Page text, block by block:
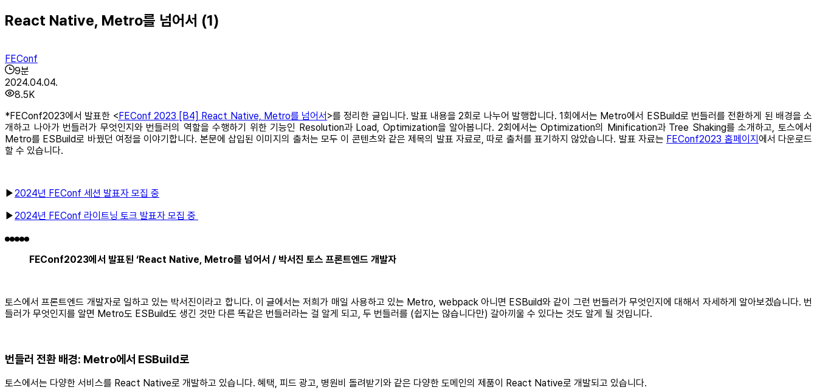
React Native, Metro를 넘어서 (1)
FEConf
9분
2024.04.04.
8.5K
*FEConf2023에서 발표한 <FEConf 2023 [B4] React Native, Metro를 넘어서 >를 정리한 글입니다. 발표 내용을 2회로 나누어 발행합니다. 1회에서는 Metro에서 ESBuild로 번들러를 전환하게 된 배경을 소
개하고 나아가 번들러가 무엇인지와 번들러의 역할을 수행하기 위한 기능인 Resolution과 Load, Optimization을 알아봅니다. 2회에서는 Optimization의 Minification과 Tree Shaking를 소개하고, 토스에서
Metro를 ESBuild로 바꿨던 여정을 이야기합니다. 본문에 삽입된 이미지의 출처는 모두 이 콘텐츠와 같은 제목의 발표 자료로, 따로 출처를 표기하지 않았습니다. 발표 자료는 FEConf2023 홈페이지에서 다운로드
할 수 있습니다.
▶2024년 FEConf 세션 발표자 모집 중
▶2024년 FEConf 라이트닝 토크 발표자 모집 중
FEConf2023에서 발표된 ‘React Native, Metro를 넘어서 / 박서진 토스 프론트엔드 개발자
토스에서 프론트엔드 개발자로 일하고 있는 박서진이라고 합니다. 이 글에서는 저희가 매일 사용하고 있는 Metro, webpack 아니면 ESBuild와 같이 그런 번들러가 무엇인지에 대해서 자세하게 알아보겠습니다. 번
들러가 무엇인지를 알면 Metro도 ESBuild도 생긴 것만 다른 똑같은 번들러라는 걸 알게 되고, 두 번들러를 (쉽지는 않습니다만) 갈아끼울 수 있다는 것도 알게 될 것입니다.
번들러 전환 배경: Metro에서 ESBuild로
토스에서는 다양한 서비스를 React Native로 개발하고 있습니다. 혜택, 피드 광고, 병원비 돌려받기와 같은 다양한 도메인의 제품이 React Native로 개발되고 있습니다.